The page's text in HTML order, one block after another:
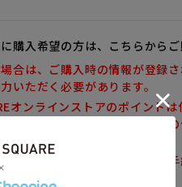
購入希望の方は、こちらからご
合は、ご購入時の情報が登録
いただく必要があります。
オンラインストアのポイントは
入後の会員情報統合・ポイント
、領収書の発行、キャンセル